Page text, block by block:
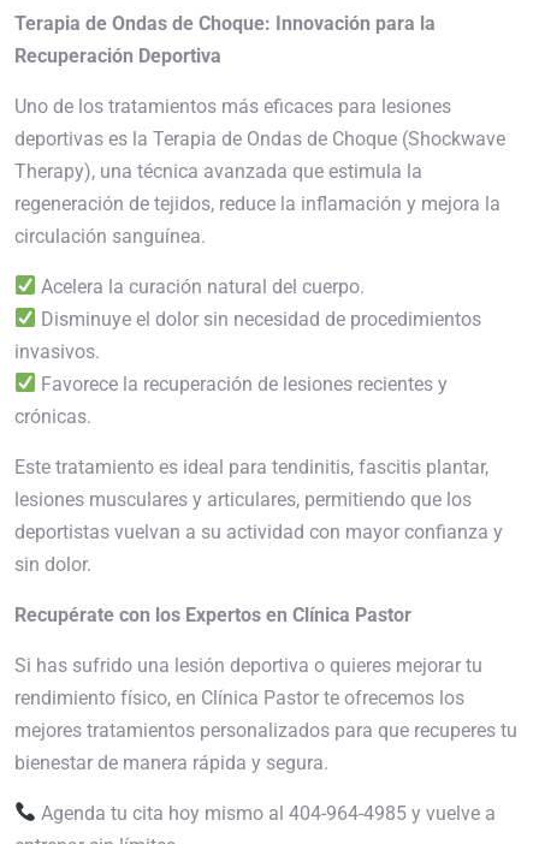
Terapia de Ondas de Choque: Innovación para la
Recuperación Deportiva
Uno de los tratamientos más eficaces para lesiones
deportivas es la Terapia de Ondas de Choque (Shockwave
Therapy), una técnica avanzada que estimula la
regeneración de tejidos, reduce la inflamación y mejora la
circulación sanguínea.
Acelera la curación natural del cuerpo.
Disminuye el dolor sin necesidad de procedimientos
invasivos.
Favorece la recuperación de lesiones recientes y
crónicas.
Este tratamiento es ideal para tendinitis, fascitis plantar,
lesiones musculares y articulares, permitiendo que los
deportistas vuelvan a su actividad con mayor confianza y
sin dolor.
Recupérate con los Expertos en Clínica Pastor
Si has sufrido una lesión deportiva o quieres mejorar tu
rendimiento físico, en Clínica Pastor te ofrecemos los
mejores tratamientos personalizados para que recuperes tu
bienestar de manera rápida y segura.
Agenda tu cita hoy mismo al 404-964-4985 y vuelve a